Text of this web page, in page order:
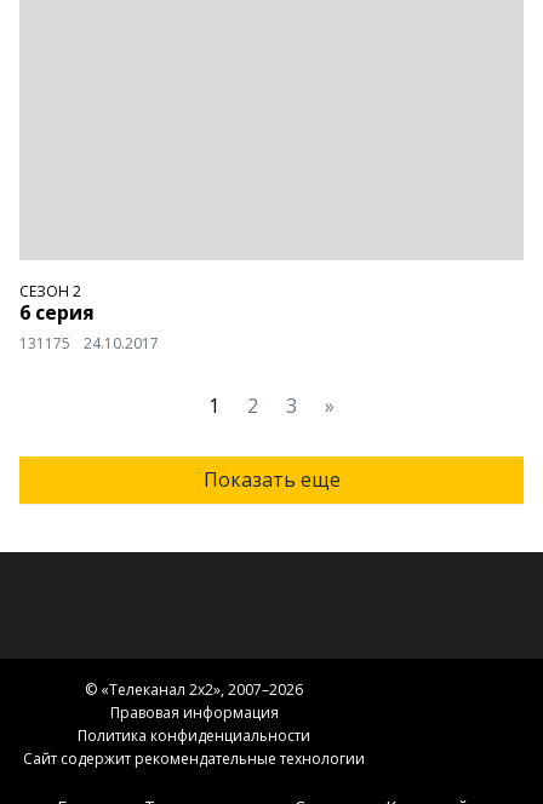
СЕЗОН 2
6 серия
131175 24.10.2017
1 2 3 »
Показать еще
© «Телеканал 2x2», 2007–2026
Правовая информация
Политика конфиденциальности
Сайт содержит рекомендательные технологии